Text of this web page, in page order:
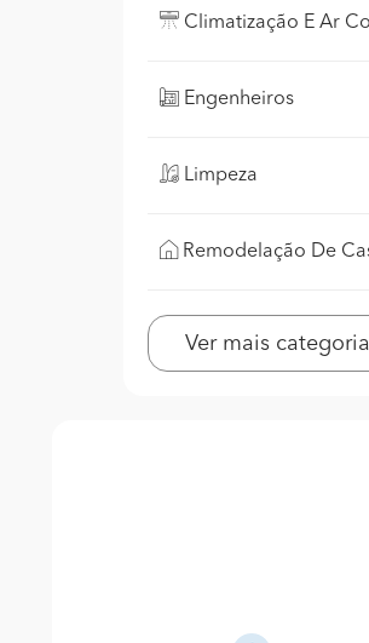
Climatização E Ar
Engenheiros
Limpeza
Remodelação De
Ver mais